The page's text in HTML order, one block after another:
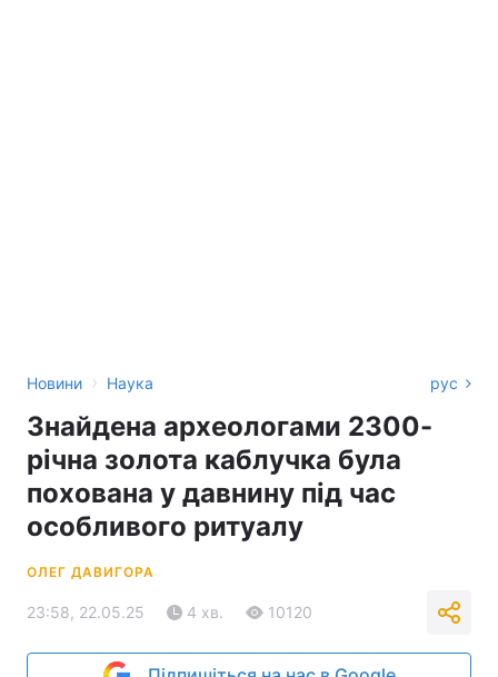
Новини › Наука рус
Знайдена археологами 2300-
річна золота каблучка була
похована у давнину під час
особливого ритуалу
ОЛЕГ ДАВИГОРА
23:58, 22.05.25 4 хв. 10120